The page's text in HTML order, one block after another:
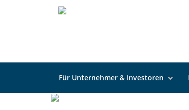
Für Unternehmer & Investoren
Startseite